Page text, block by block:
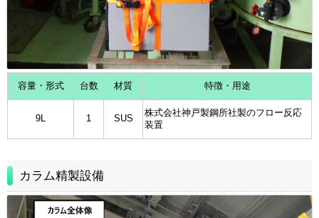
容量・形式 台数 材質 特徴・用途
9L 1 SUS
株式会社神戸製鋼所社製のフロー反応
装置
カラム精製設備